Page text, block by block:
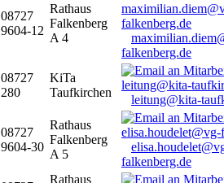
08727
9604-12
Rathaus
Falkenberg
A 4
falkenberg.de
08727
280
KiTa
Taufkirchen
leitung@kita-
08727
9604-30
Rathaus
Falkenberg
A 5
falkenberg.de
Rathaus